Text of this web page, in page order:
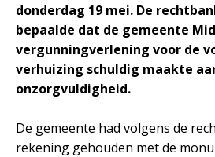
donderdag 19 mei. De
bepaalde dat de gemeente
vergunningverlening voor de
verhuizing schuldig maakte
onzorgvuldigheid.
De gemeente had volgens de
rekening gehouden met de